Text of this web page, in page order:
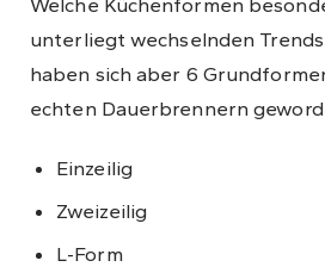
unterliegt wechselnden
haben sich aber 6
echten Dauerbrennern
Einzeilig
Zweizeilig
L-Form